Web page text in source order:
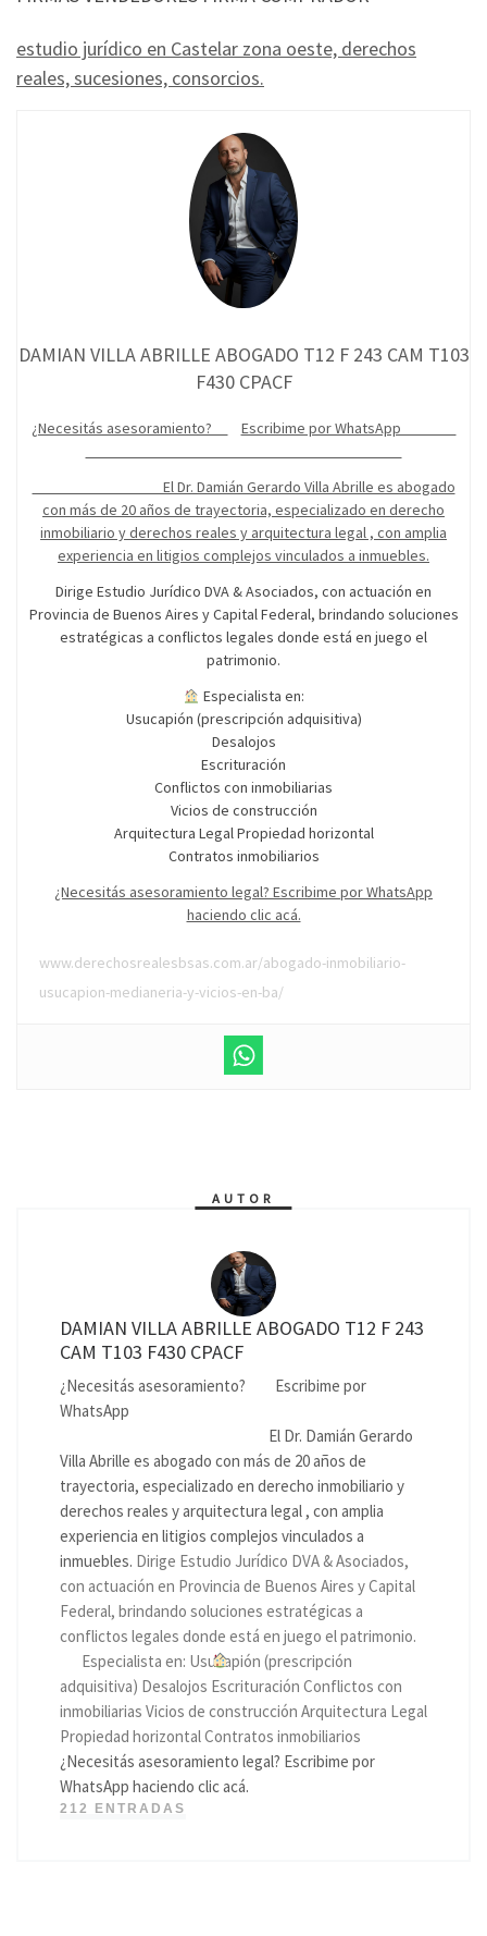
estudio jurídico en Castelar zona oeste, derechos
reales, sucesiones, consorcios.
DAMIAN VILLA ABRILLE ABOGADO T12 F 243 CAM T103
F430 CPACF
¿Necesitás asesoramiento? Escribime por WhatsApp
El Dr. Damián Gerardo Villa Abrille es abogado
con más de 20 años de trayectoria, especializado en derecho
inmobiliario y derechos reales y arquitectura legal , con amplia
experiencia en litigios complejos vinculados a inmuebles.
Dirige Estudio Jurídico DVA & Asociados, con actuación en
Provincia de Buenos Aires y Capital Federal, brindando soluciones
estratégicas a conflictos legales donde está en juego el
patrimonio.
Especialista en:
Usucapión (prescripción adquisitiva)
Desalojos
Escrituración
Conflictos con inmobiliarias
Vicios de construcción
Arquitectura Legal Propiedad horizontal
Contratos inmobiliarios
¿Necesitás asesoramiento legal? Escribime por WhatsApp
haciendo clic acá.
www.derechosrealesbsas.com.ar/abogado-inmobiliario-
usucapion-medianeria-y-vicios-en-ba/
AUTOR
DAMIAN VILLA ABRILLE ABOGADO T12 F 243
CAM T103 F430 CPACF
¿Necesitás asesoramiento?
Escribime por
WhatsApp
El Dr. Damián Gerardo
Villa Abrille es abogado con más de 20 años de
trayectoria, especializado en derecho inmobiliario y
derechos reales y arquitectura legal , con amplia
experiencia en litigios complejos vinculados a
inmuebles. Dirige Estudio Jurídico DVA & Asociados,
con actuación en Provincia de Buenos Aires y Capital
Federal, brindando soluciones estratégicas a
conflictos legales donde está en juego el patrimonio.
Especialista en: Usucapión (prescripción
adquisitiva) Desalojos Escrituración Conflictos con
inmobiliarias Vicios de construcción Arquitectura Legal
Propiedad horizontal Contratos inmobiliarios
¿Necesitás asesoramiento legal? Escribime por
WhatsApp haciendo clic acá.
212 ENTRADAS